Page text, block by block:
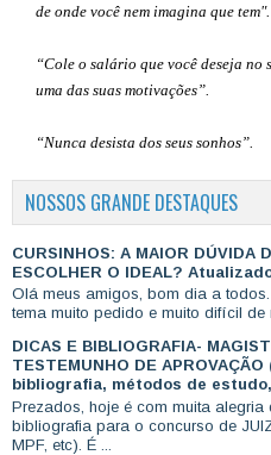
de onde você nem imagina que tem".
“Cole o salário que você deseja no
uma das suas motivações”
“Nunca desista dos seus sonhos”.
NOSSOS GRANDE DESTAQUES
CURSINHOS: A MAIOR DÚVIDA
ESCOLHER O IDEAL?
Olá meus amigos, bom dia a
tema muito pedido e muito difícil de
DICAS E BIBLIOGRAFIA-
TESTEMUNHO DE
bibliografia, métodos de
Prezados, hoje é com muita
bibliografia para o concurso de
MPF, etc). É ...